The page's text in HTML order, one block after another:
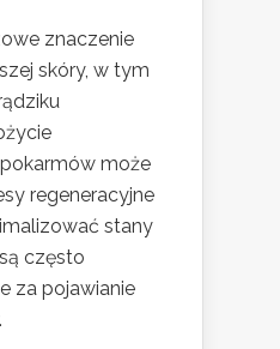
znaczenie
skóry, w tym
może
regeneracyjne
stany
często
za pojawianie